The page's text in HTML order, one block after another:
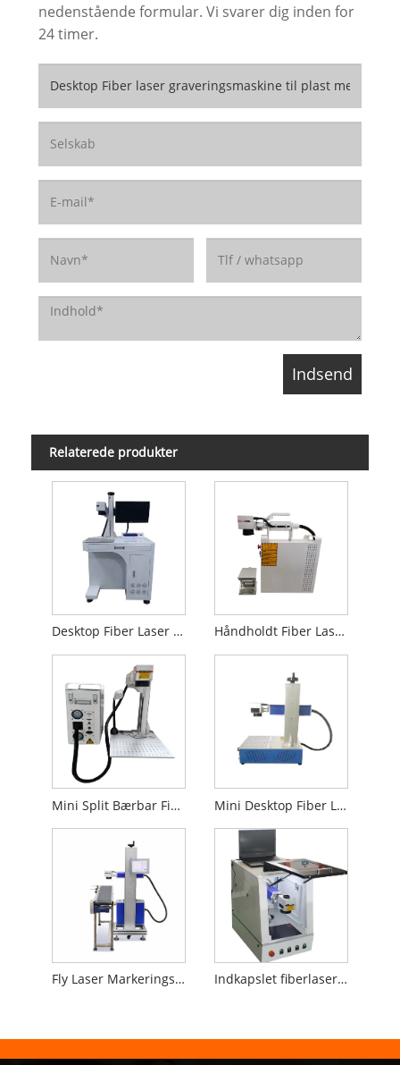
nedenstående formular. Vi svarer dig inden for
24 timer.
Relaterede produkter
Desktop Fiber Laser Markeringsmaskine Håndholdt Fiber Laser Markeringsmaskine
Mini Split Bærbar Fiber Laser Markeringsmaskine Mini Desktop Fiber Laser Markeringsmaskine
Fly Laser Markeringsmaskine til produktionslinje Indkapslet fiberlasermærkemaskine